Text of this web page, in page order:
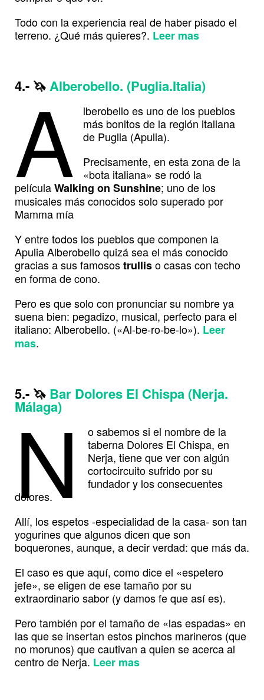
Todo con la experiencia real de haber pisado el
terreno. ¿Qué más quieres?. Leer mas
4.- 🦄Alberobello. (Puglia.Italia)
A
lberobello es uno de los pueblos
más bonitos de la región italiana
de Puglia (Apulia).
Precisamente, en esta zona de la
«bota italiana» se rodó la
películaWalking on Sunshine; uno de los
musicales más conocidos solo superado por
Mamma mía
Y entre todos los pueblos que componen la
Apulia Alberobello quizá sea el más conocido
gracias a sus famosostrulliso casas con techo
en forma de cono.
Pero es que solo con pronunciar su nombre ya
suena bien: pegadizo, musical, perfecto para el
italiano: Alberobello. («Al-be-ro-be-lo»). Leer
mas.
5.- 🦄 Bar Dolores El Chispa (Nerja.
Málaga)
N
o sabemos si el nombre de la
taberna Dolores El Chispa, en
Nerja, tiene que ver con algún
cortocircuito sufrido por su
fundador y los consecuentes
dolores.
Allí, los espetos -especialidad de la casa- son tan
yogurines que algunos dicen que son
boquerones, aunque, a decir verdad: que más da.
El caso es que aquí, como dice el «espetero
jefe», se eligen de ese tamaño por su
extraordinario sabor (y damos fe que así es).
Pero también por el tamaño de «las espadas» en
las que se insertan estos pinchos marineros (que
no morunos) que cautivan a quien se acerca al
centro de Nerja. Leer mas